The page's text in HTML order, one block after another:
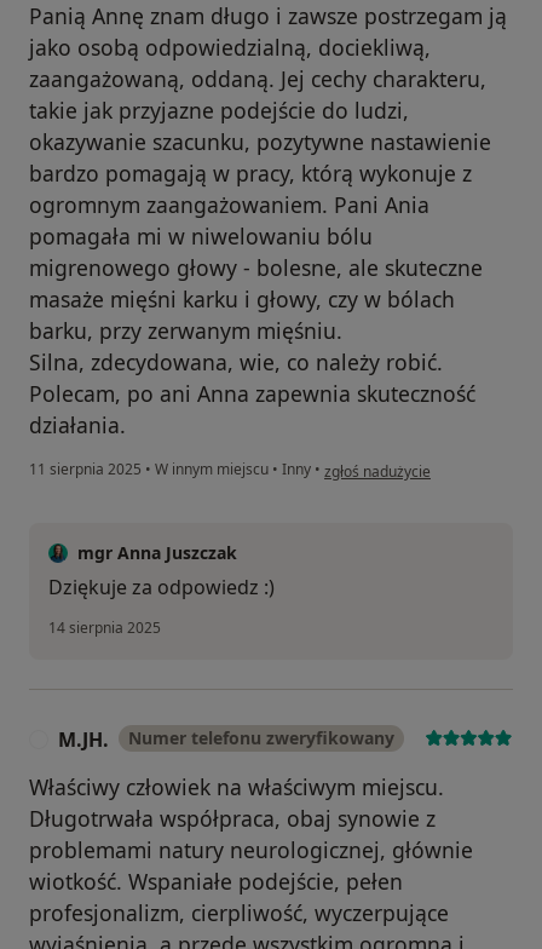
Panią Annę znam długo i zawsze postrzegam ją
jako osobą odpowiedzialną, dociekliwą,
zaangażowaną, oddaną. Jej cechy charakteru,
takie jak przyjazne podejście do ludzi,
okazywanie szacunku, pozytywne nastawienie
bardzo pomagają w pracy, którą wykonuje z
ogromnym zaangażowaniem. Pani Ania
pomagała mi w niwelowaniu bólu
migrenowego głowy - bolesne, ale skuteczne
masaże mięśni karku i głowy, czy w bólach
barku, przy zerwanym mięśniu.
Silna, zdecydowana, wie, co należy robić.
Polecam, po ani Anna zapewnia skuteczność
działania.
11 sierpnia 2025 • W innym miejscu • Inny • w opinii użytkownika Joanna
zgłoś nadużycie
mgr Anna Juszczak
Dziękuje za odpowiedz :)
14 sierpnia 2025
M.JH. Numer telefonu zweryfikowany
Właściwy człowiek na właściwym miejscu.
Długotrwała współpraca, obaj synowie z
problemami natury neurologicznej, głównie
wiotkość. Wspaniałe podejście, pełen
profesjonalizm, cierpliwość, wyczerpujące